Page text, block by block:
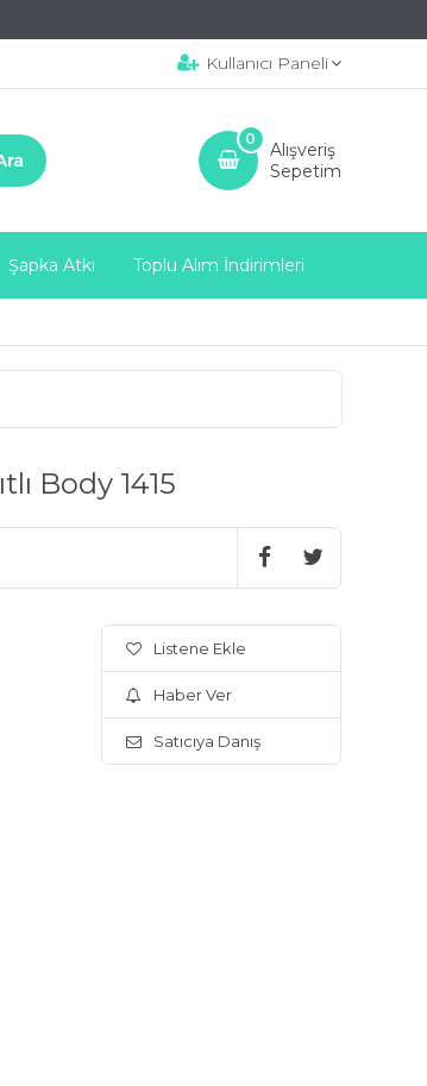
Kullanıcı Paneli
Alışveriş
Sepetim
0
Şapka Atkı Toplu Alım İndirimleri
Body 1415
Listene Ekle
Haber Ver
Satıcıya Danış